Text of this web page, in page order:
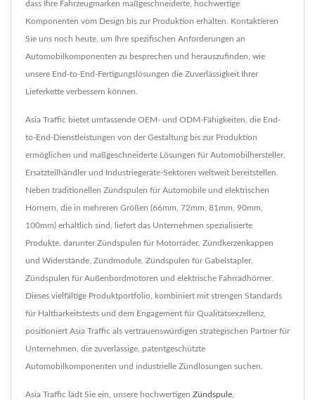
dass Ihre Fahrzeugmarken maßgeschneiderte, hochwertige
Komponenten vom Design bis zur Produktion erhalten. Kontaktieren
Sie uns noch heute, um Ihre spezifischen Anforderungen an
Automobilkomponenten zu besprechen und herauszufinden, wie
unsere End-to-End-Fertigungslösungen die Zuverlässigkeit Ihrer
Lieferkette verbessern können.
Asia Traffic bietet umfassende OEM- und ODM-Fähigkeiten, die End-
to-End-Dienstleistungen von der Gestaltung bis zur Produktion
ermöglichen und maßgeschneiderte Lösungen für Automobilhersteller,
Ersatzteilhändler und Industriegeräte-Sektoren weltweit bereitstellen.
Neben traditionellen Zündspulen für Automobile und elektrischen
Hörnern, die in mehreren Größen (66mm, 72mm, 81mm, 90mm,
100mm) erhältlich sind, liefert das Unternehmen spezialisierte
Produkte, darunter Zündspulen für Motorräder, Zündkerzenkappen
und Widerstände, Zündmodule, Zündspulen für Gabelstapler,
Zündspulen für Außenbordmotoren und elektrische Fahrradhörner.
Dieses vielfältige Produktportfolio, kombiniert mit strengen Standards
für Haltbarkeitstests und dem Engagement für Qualitätsexzellenz,
positioniert Asia Traffic als vertrauenswürdigen strategischen Partner für
Unternehmen, die zuverlässige, patentgeschützte
Automobilkomponenten und industrielle Zündlösungen suchen.
Asia Traffic lädt Sie ein, unsere hochwertigen Zündspule,